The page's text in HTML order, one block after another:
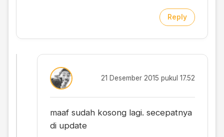
Reply
21 Desember 2015 pukul 17.52
maaf sudah kosong lagi. secepatnya
di update